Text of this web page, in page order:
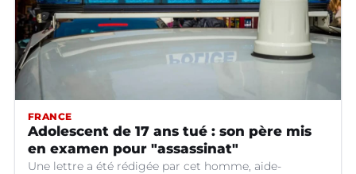
FRANCE
Adolescent de 17 ans tué : son père mis
en examen pour "assassinat"
Une lettre a été rédigée par cet homme, aide-